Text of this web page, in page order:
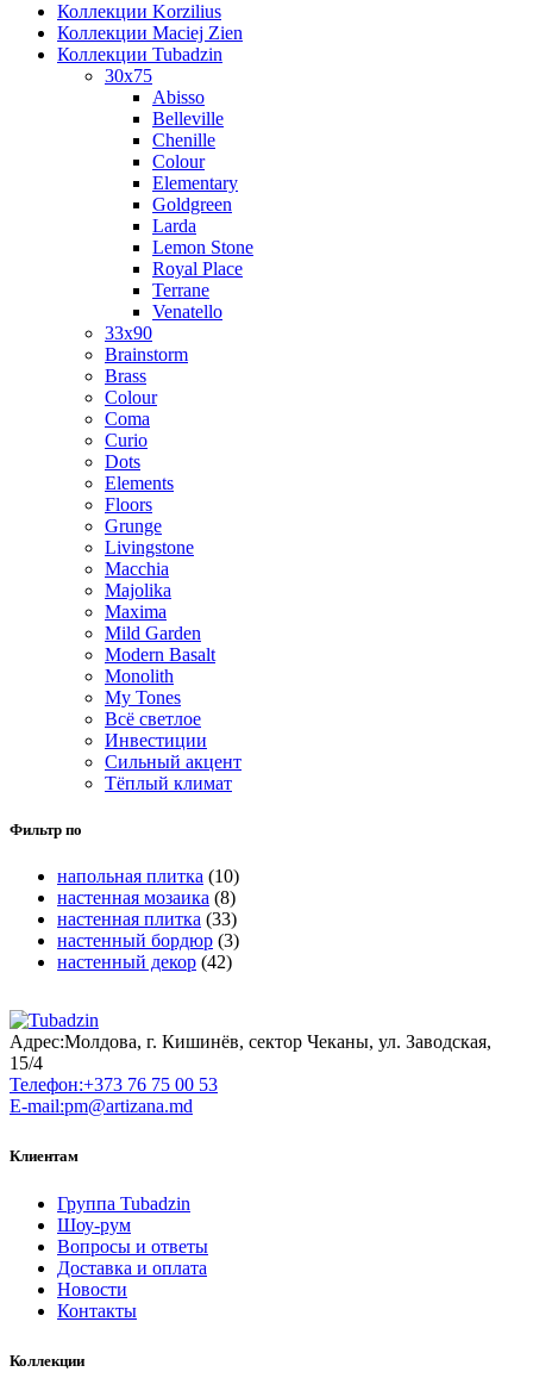
Коллекции Korzilius
Коллекции Maciej Zien
Коллекции Tubadzin
30x75
Abisso
Belleville
Chenille
Colour
Elementary
Goldgreen
Larda
Lemon Stone
Royal Place
Terrane
Venatello
33x90
Brainstorm
Brass
Colour
Coma
Curio
Dots
Elements
Floors
Grunge
Livingstone
Macchia
Majolika
Maxima
Mild Garden
Modern Basalt
Monolith
My Tones
Всё светлое
Инвестиции
Сильный акцент
Тёплый климат
Фильтр по
напольная плитка (10)
настенная мозаика (8)
настенная плитка (33)
настенный бордюр (3)
настенный декор (42)
Адрес:Молдова, г. Кишинёв, сектор Чеканы, ул. Заводская,
15/4
Телефон:+373 76 75 00 53
E-mail:pm@artizana.md
Клиентам
Группа Tubadzin
Шоу-рум
Вопросы и ответы
Доставка и оплата
Новости
Контакты
Коллекции